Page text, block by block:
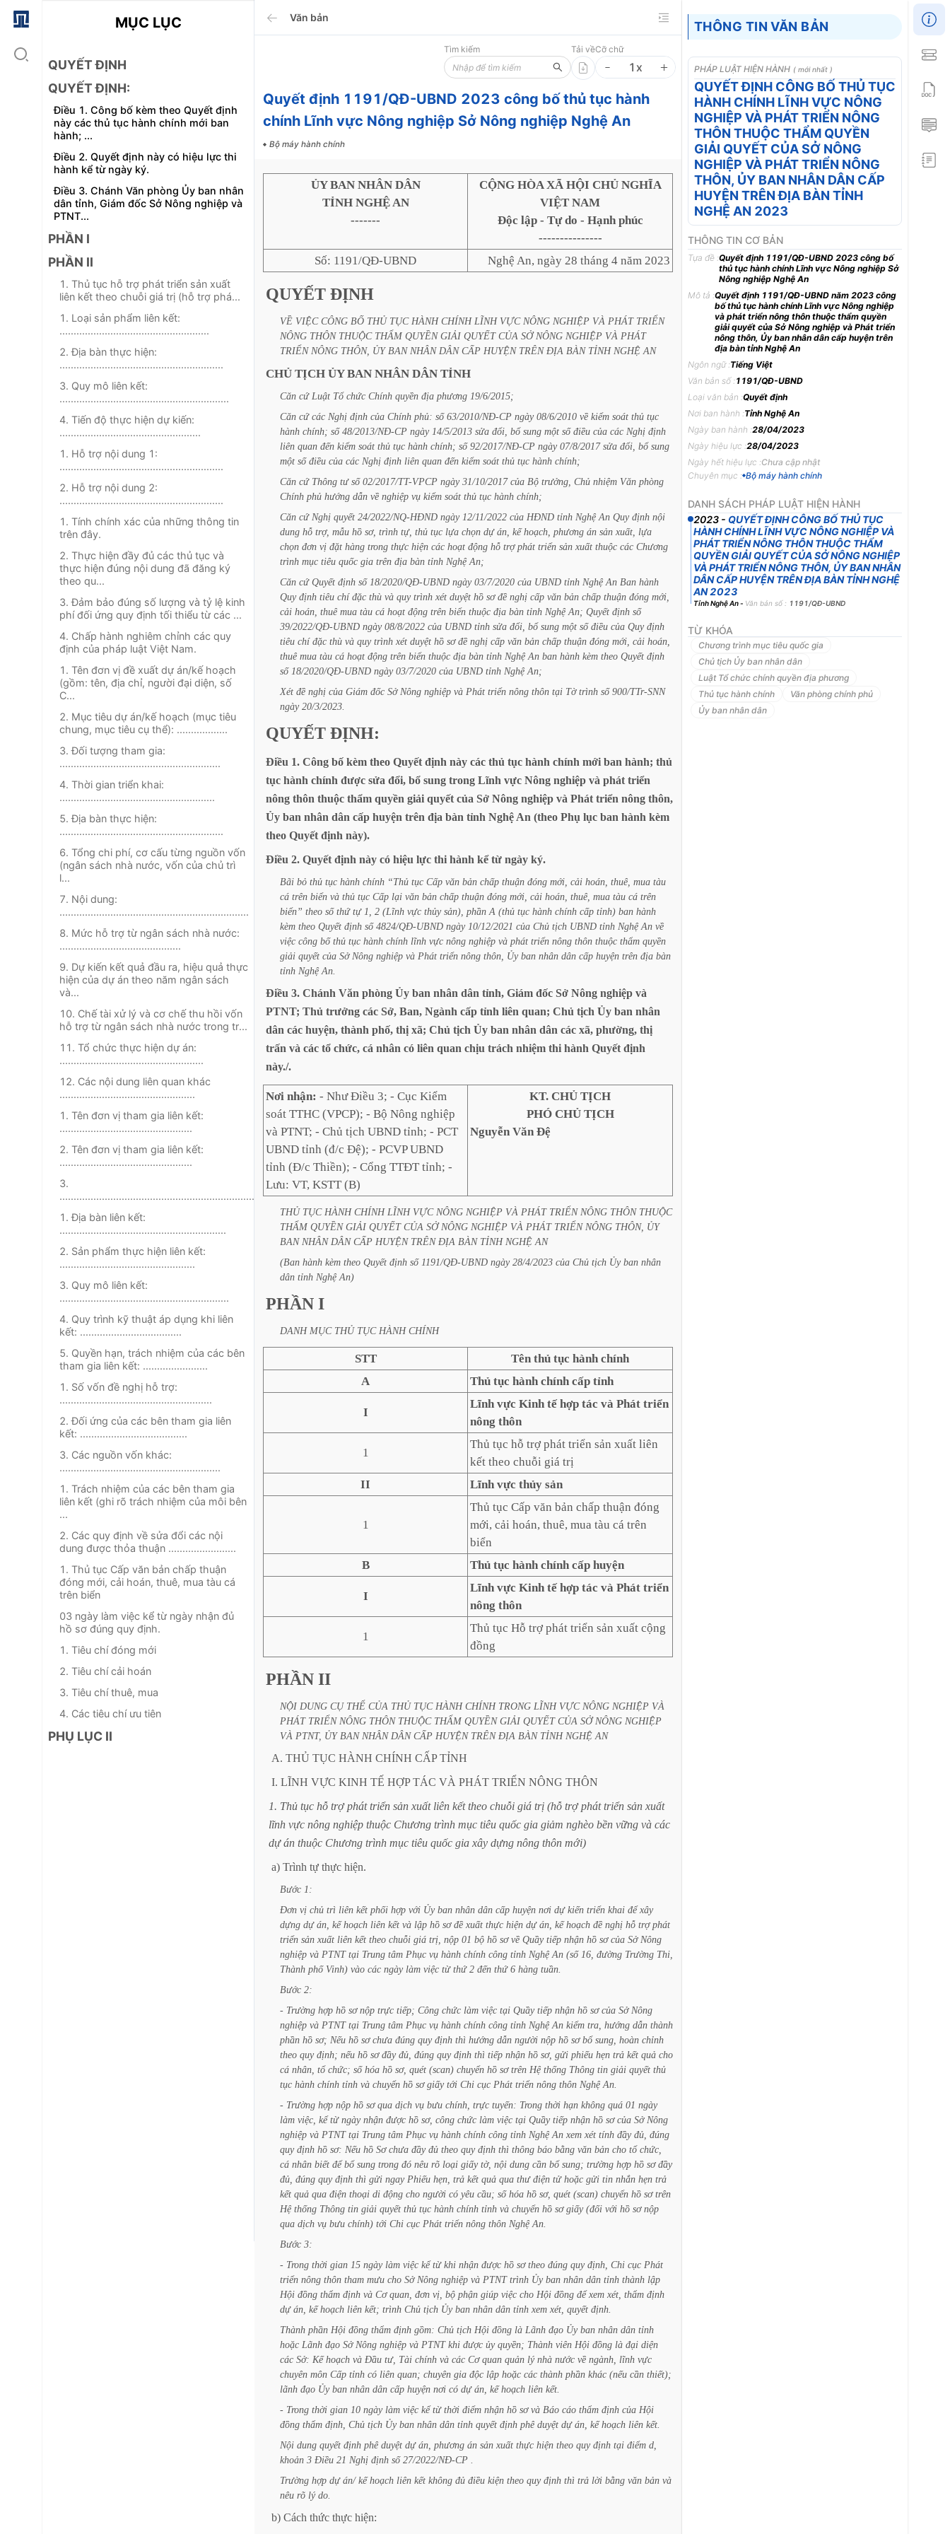
MỤC LỤC
QUYẾT ĐỊNH
QUYẾT ĐỊNH:
Điều 1. Công bố kèm theo Quyết định
này các thủ tục hành chính mới ban
hành; ...
Điều 2. Quyết định này có hiệu lực thi
hành kể từ ngày ký.
Điều 3. Chánh Văn phòng Ủy ban nhân
dân tỉnh, Giám đốc Sở Nông nghiệp và
PTNT...
PHẦN I
PHẦN II
1. Thủ tục hỗ trợ phát triển sản xuất
liên kết theo chuỗi giá trị (hỗ trợ phá...
1. Loại sản phẩm liên kết:
.....................................................
2. Địa bàn thực hiện:
..........................................................
3. Quy mô liên kết:
............................................................
4. Tiến độ thực hiện dự kiến:
..................................................
1. Hỗ trợ nội dung 1:
..........................................................
2. Hỗ trợ nội dung 2:
..........................................................
1. Tính chính xác của những thông tin
trên đây.
2. Thực hiện đầy đủ các thủ tục và
thực hiện đúng nội dung đã đăng ký
theo qu...
3. Đảm bảo đúng số lượng và tỷ lệ kinh
phí đối ứng quy định tối thiểu từ các ...
4. Chấp hành nghiêm chỉnh các quy
định của pháp luật Việt Nam.
1. Tên đơn vị đề xuất dự án/kế hoạch
(gồm: tên, địa chỉ, người đại diện, số
C...
2. Mục tiêu dự án/kế hoạch (mục tiêu
chung, mục tiêu cụ thể): ..................
3. Đối tượng tham gia:
.........................................................
4. Thời gian triển khai:
.......................................................
5. Địa bàn thực hiện:
..........................................................
6. Tổng chi phí, cơ cấu từng nguồn vốn
(ngân sách nhà nước, vốn của chủ trì
l...
7. Nội dung:
...................................................................
8. Mức hỗ trợ từ ngân sách nhà nước:
...........................................
9. Dự kiến kết quả đầu ra, hiệu quả thực
hiện của dự án theo năm ngân sách
và...
10. Chế tài xử lý và cơ chế thu hồi vốn
hỗ trợ từ ngân sách nhà nước trong tr...
11. Tổ chức thực hiện dự án:
...................................................
12. Các nội dung liên quan khác
................................................
1. Tên đơn vị tham gia liên kết:
...............................................
2. Tên đơn vị tham gia liên kết:
...............................................
3.
.............................................................................
1. Địa bàn liên kết:
...........................................................
2. Sản phẩm thực hiện liên kết:
................................................
3. Quy mô liên kết:
............................................................
4. Quy trình kỹ thuật áp dụng khi liên
kết: ....................................
5. Quyền hạn, trách nhiệm của các bên
tham gia liên kết: .......................
1. Số vốn đề nghị hỗ trợ:
......................................................
2. Đối ứng của các bên tham gia liên
kết: ......................................
3. Các nguồn vốn khác:
.........................................................
1. Trách nhiệm của các bên tham gia
liên kết (ghi rõ trách nhiệm của môi bên
...
2. Các quy định về sửa đổi các nội
dung được thỏa thuận ........................
1. Thủ tục Cấp văn bản chấp thuận
đóng mới, cải hoán, thuê, mua tàu cá
trên biển
03 ngày làm việc kể từ ngày nhận đủ
hồ sơ đúng quy định.
1. Tiêu chí đóng mới
2. Tiêu chí cải hoán
3. Tiêu chí thuê, mua
4. Các tiêu chí ưu tiên
PHỤ LỤC II
Văn bản
Tìm kiếm Tải vềCỡ chữ
1 x
Quyết định 1191/QĐ-UBND 2023 công bố thủ tục hành
chính Lĩnh vực Nông nghiệp Sở Nông nghiệp Nghệ An
Bộ máy hành chính
ỦY BAN NHÂN DÂN
TỈNH NGHỆ AN
-------
CỘNG HÒA XÃ HỘI CHỦ NGHĨA
VIỆT NAM
Độc lập - Tự do - Hạnh phúc
---------------
Số: 1191/QĐ-UBND
Nghệ An, ngày 28 tháng 4 năm 2023
QUYẾT ĐỊNH
VỀ VIỆC CÔNG BỐ THỦ TỤC HÀNH CHÍNH LĨNH VỰC NÔNG NGHIỆP VÀ PHÁT TRIỂN
NÔNG THÔN THUỘC THẨM QUYỀN GIẢI QUYẾT CỦA SỞ NÔNG NGHIỆP VÀ PHÁT
TRIỂN NÔNG THÔN, ỦY BAN NHÂN DÂN CẤP HUYỆN TRÊN ĐỊA BÀN TỈNH NGHỆ AN
CHỦ TỊCH ỦY BAN NHÂN DÂN TỈNH
Căn cứ Luật Tổ chức Chính quyền địa phương 19/6/2015;
Căn cứ các Nghị định của Chính phủ: số 63/2010/NĐ-CP ngày 08/6/2010 về kiểm soát thủ tục
hành chính; số 48/2013/NĐ-CP ngày 14/5/2013 sửa đổi, bổ sung một số điều của các Nghị định
liên quan đến kiểm soát thủ tục hành chính; số 92/2017/NĐ-CP ngày 07/8/2017 sửa đổi, bổ sung
một số điều của các Nghị định liên quan đến kiểm soát thủ tục hành chính;
Căn cứ Thông tư số 02/2017/TT-VPCP ngày 31/10/2017 của Bộ trưởng, Chủ nhiệm Văn phòng
Chính phủ hướng dẫn về nghiệp vụ kiểm soát thủ tục hành chính;
Căn cứ Nghị quyết 24/2022/NQ-HĐND ngày 12/11/2022 của HĐND tỉnh Nghệ An Quy định nội
dung hỗ trợ, mẫu hồ sơ, trình tự, thủ tục lựa chọn dự án, kế hoạch, phương án sản xuất, lựa
chọn đơn vị đặt hàng trong thực hiện các hoạt động hỗ trợ phát triển sản xuất thuộc các Chương
trình mục tiêu quốc gia trên địa bàn tỉnh Nghệ An;
Căn cứ Quyết định số 18/2020/QĐ-UBND ngày 03/7/2020 của UBND tỉnh Nghệ An Ban hành
Quy định tiêu chí đặc thù và quy trình xét duyệt hồ sơ đề nghị cấp văn bản chấp thuận đóng mới,
cải hoán, thuê mua tàu cá hoạt động trên biển thuộc địa bàn tỉnh Nghệ An; Quyết định số
39/2022/QĐ-UBND ngày 08/8/2022 của UBND tỉnh sửa đổi, bổ sung một số điều của Quy định
tiêu chí đặc thù và quy trình xét duyệt hồ sơ đề nghị cấp văn bản chấp thuận đóng mới, cải hoán,
thuê mua tàu cá hoạt động trên biển thuộc địa bàn tỉnh Nghệ An ban hành kèm theo Quyết định
số 18/2020/QĐ-UBND ngày 03/7/2020 của UBND tỉnh Nghệ An;
Xét đề nghị của Giám đốc Sở Nông nghiệp và Phát triển nông thôn tại Tờ trình số 900/TTr-SNN
ngày 20/3/2023.
QUYẾT ĐỊNH:
Điều 1. Công bố kèm theo Quyết định này các thủ tục hành chính mới ban hành; thủ
tục hành chính được sửa đổi, bổ sung trong Lĩnh vực Nông nghiệp và phát triển
nông thôn thuộc thẩm quyền giải quyết của Sở Nông nghiệp và Phát triển nông thôn,
Ủy ban nhân dân cấp huyện trên địa bàn tỉnh Nghệ An (theo Phụ lục ban hành kèm
theo Quyết định này).
Điều 2. Quyết định này có hiệu lực thi hành kể từ ngày ký.
Bãi bỏ thủ tục hành chính “Thủ tục Cấp văn bản chấp thuận đóng mới, cải hoán, thuê, mua tàu
cá trên biển và thủ tục Cấp lại văn bản chấp thuận đóng mới, cải hoán, thuê, mua tàu cá trên
biển” theo số thứ tự 1, 2 (Lĩnh vực thủy sản), phần A (thủ tục hành chính cấp tỉnh) ban hành
kèm theo Quyết định số 4824/QĐ-UBND ngày 10/12/2021 của Chủ tịch UBND tỉnh Nghệ An về
việc công bố thủ tục hành chính lĩnh vực nông nghiệp và phát triển nông thôn thuộc thẩm quyền
giải quyết của Sở Nông nghiệp và Phát triển nông thôn, Ủy ban nhân dân cấp huyện trên địa bàn
tỉnh Nghệ An.
Điều 3. Chánh Văn phòng Ủy ban nhân dân tỉnh, Giám đốc Sở Nông nghiệp và
PTNT; Thủ trưởng các Sở, Ban, Ngành cấp tỉnh liên quan; Chủ tịch Ủy ban nhân
dân các huyện, thành phố, thị xã; Chủ tịch Ủy ban nhân dân các xã, phường, thị
trấn và các tổ chức, cá nhân có liên quan chịu trách nhiệm thi hành Quyết định
này./.
Nơi nhận: - Như Điều 3; - Cục Kiểm
soát TTHC (VPCP); - Bộ Nông nghiệp
và PTNT; - Chủ tịch UBND tỉnh; - PCT
UBND tỉnh (đ/c Đệ); - PCVP UBND
tỉnh (Đ/c Thiền); - Cổng TTĐT tỉnh; -
Lưu: VT, KSTT (B)
KT. CHỦ TỊCH
PHÓ CHỦ TỊCH
Nguyễn Văn Đệ
THỦ TỤC HÀNH CHÍNH LĨNH VỰC NÔNG NGHIỆP VÀ PHÁT TRIỂN NÔNG THÔN THUỘC
THẨM QUYỀN GIẢI QUYẾT CỦA SỞ NÔNG NGHIỆP VÀ PHÁT TRIỂN NÔNG THÔN, ỦY
BAN NHÂN DÂN CẤP HUYỆN TRÊN ĐỊA BÀN TỈNH NGHỆ AN
(Ban hành kèm theo Quyết định số 1191/QĐ-UBND ngày 28/4/2023 của Chủ tịch Ủy ban nhân
dân tỉnh Nghệ An)
PHẦN I
DANH MỤC THỦ TỤC HÀNH CHÍNH
STT
Tên thủ tục hành chính
A
Thủ tục hành chính cấp tỉnh
I
Lĩnh vực Kinh tế hợp tác và Phát triển
nông thôn
1
Thủ tục hỗ trợ phát triển sản xuất liên
kết theo chuỗi giá trị
II
Lĩnh vực thủy sản
1
Thủ tục Cấp văn bản chấp thuận đóng
mới, cải hoán, thuê, mua tàu cá trên
biển
B
Thủ tục hành chính cấp huyện
I
Lĩnh vực Kinh tế hợp tác và Phát triển
nông thôn
1
Thủ tục Hỗ trợ phát triển sản xuất cộng
đồng
PHẦN II
NỘI DUNG CỤ THỂ CỦA THỦ TỤC HÀNH CHÍNH TRONG LĨNH VỰC NÔNG NGHIỆP VÀ
PHÁT TRIỂN NÔNG THÔN THUỘC THẨM QUYỀN GIẢI QUYẾT CỦA SỞ NÔNG NGHIỆP
VÀ PTNT, ỦY BAN NHÂN DÂN CẤP HUYỆN TRÊN ĐỊA BÀN TỈNH NGHỆ AN
A. THỦ TỤC HÀNH CHÍNH CẤP TỈNH
I. LĨNH VỰC KINH TẾ HỢP TÁC VÀ PHÁT TRIỂN NÔNG THÔN
1. Thủ tục hỗ trợ phát triển sản xuất liên kết theo chuỗi giá trị (hỗ trợ phát triển sản xuất
lĩnh vực nông nghiệp thuộc Chương trình mục tiêu quốc gia giảm nghèo bền vững và các
dự án thuộc Chương trình mục tiêu quốc gia xây dựng nông thôn mới)
a) Trình tự thực hiện.
Bước 1:
Đơn vị chủ trì liên kết phối hợp với Ủy ban nhân dân cấp huyện nơi dự kiến triển khai để xây
dựng dự án, kế hoạch liên kết và lập hồ sơ đề xuất thực hiện dự án, kế hoạch đề nghị hỗ trợ phát
triển sản xuất liên kết theo chuỗi giá trị, nộp 01 bộ hồ sơ về Quầy tiếp nhận hồ sơ của Sở Nông
nghiệp và PTNT tại Trung tâm Phục vụ hành chính công tỉnh Nghệ An (số 16, đường Trường Thi,
Thành phố Vinh) vào các ngày làm việc từ thứ 2 đến thứ 6 hàng tuần.
Bước 2:
- Trường hợp hồ sơ nộp trực tiếp; Công chức làm việc tại Quầy tiếp nhận hồ sơ của Sở Nông
nghiệp và PTNT tại Trung tâm Phục vụ hành chính công tỉnh Nghệ An kiểm tra, hướng dẫn thành
phần hồ sơ; Nếu hồ sơ chưa đúng quy định thì hướng dẫn người nộp hồ sơ bổ sung, hoàn chỉnh
theo quy định; nếu hồ sơ đầy đủ, đúng quy định thì tiếp nhận hồ sơ, gửi phiếu hẹn trả kết quả cho
cá nhân, tổ chức; số hóa hồ sơ, quét (scan) chuyển hồ sơ trên Hệ thống Thông tin giải quyết thủ
tục hành chính tỉnh và chuyển hồ sơ giấy tới Chi cục Phát triển nông thôn Nghệ An.
- Trường hợp nộp hồ sơ qua dịch vụ bưu chính, trực tuyến: Trong thời hạn không quá 01 ngày
làm việc, kể từ ngày nhận được hồ sơ, công chức làm việc tại Quầy tiếp nhận hồ sơ của Sở Nông
nghiệp và PTNT tại Trung tâm Phục vụ hành chính công tỉnh Nghệ An xem xét tính đầy đủ, đúng
quy định hồ sơ: Nếu hồ Sơ chưa đầy đủ theo quy định thì thông báo bằng văn bản cho tổ chức,
cá nhân biết để bổ sung trong đó nêu rõ loại giấy tờ, nội dung cần bổ sung; trường hợp hồ sơ đầy
đủ, đúng quy định thì gửi ngay Phiếu hẹn, trả kết quả qua thư điện tử hoặc gửi tin nhắn hẹn trả
kết quả qua điện thoại di động cho người có yêu cầu; số hóa hồ sơ, quét (scan) chuyển hồ sơ trên
Hệ thống Thông tin giải quyết thủ tục hành chính tỉnh và chuyển hồ sơ giấy (đối với hồ sơ nộp
qua dịch vụ bưu chính) tới Chi cục Phát triển nông thôn Nghệ An.
Bước 3:
- Trong thời gian 15 ngày làm việc kể từ khi nhận được hồ sơ theo đúng quy định, Chi cục Phát
triển nông thôn tham mưu cho Sở Nông nghiệp và PTNT trình Ủy ban nhân dân tỉnh thành lập
Hội đồng thẩm định và Cơ quan, đơn vị, bộ phận giúp việc cho Hội đồng để xem xét, thẩm định
dự án, kế hoạch liên kết; trình Chủ tịch Ủy ban nhân dân tỉnh xem xét, quyết định.
Thành phần Hội đồng thẩm định gồm: Chủ tịch Hội đồng là Lãnh đạo Ủy ban nhân dân tỉnh
hoặc Lãnh đạo Sở Nông nghiệp và PTNT khi được ủy quyền; Thành viên Hội đồng là đại diện
các Sở: Kế hoạch và Đầu tư, Tài chính và các Cơ quan quản lý nhà nước về ngành, lĩnh vực
chuyên môn Cấp tỉnh có liên quan; chuyên gia độc lập hoặc các thành phần khác (nếu cần thiết);
lãnh đạo Ủy ban nhân dân cấp huyện nơi có dự án, kế hoạch liên kết.
- Trong thời gian 10 ngày làm việc kể từ thời điểm nhận hồ sơ và Báo cáo thẩm định của Hội
đồng thẩm định, Chủ tịch Ủy ban nhân dân tỉnh quyết định phê duyệt dự án, kế hoạch liên kết.
Nội dung quyết định phê duyệt dự án, phương án sản xuất thực hiện theo quy định tại điểm d,
khoản 3 Điều 21 Nghị định số 27/2022/NĐ-CP
Trường hợp dự án/ kế hoạch liên kết không đủ điều kiện theo quy định thì trả lời bằng văn bản và
nêu rõ lý do.
b) Cách thức thực hiện:
THÔNG TIN VĂN BẢN
PHÁP LUẬT HIỆN HÀNH ( mới nhất )
QUYẾT ĐỊNH CÔNG BỐ THỦ TỤC
HÀNH CHÍNH LĨNH VỰC NÔNG
NGHIỆP VÀ PHÁT TRIỂN NÔNG
THÔN THUỘC THẨM QUYỀN
GIẢI QUYẾT CỦA SỞ NÔNG
NGHIỆP VÀ PHÁT TRIỂN NÔNG
THÔN, ỦY BAN NHÂN DÂN CẤP
HUYỆN TRÊN ĐỊA BÀN TỈNH
NGHỆ AN 2023
THÔNG TIN CƠ BẢN
Tựa đề :Quyết định 1191/QĐ-UBND 2023 công bố
thủ tục hành chính Lĩnh vực Nông nghiệp Sở
Nông nghiệp Nghệ An
Mô tả :Quyết định 1191/QĐ-UBND năm 2023 công
bố thủ tục hành chính Lĩnh vực Nông nghiệp
và phát triển nông thôn thuộc thẩm quyền
giải quyết của Sở Nông nghiệp và Phát triển
nông thôn, Ủy ban nhân dân cấp huyện trên
địa bàn tỉnh Nghệ An
Ngôn ngữ :Tiếng Việt
Văn bản số :1191/QĐ-UBND
Loại văn bản :Quyết định
Nơi ban hành :Tỉnh Nghệ An
Ngày ban hành :28/04/2023
Ngày hiệu lực :28/04/2023
Ngày hết hiệu lực :Chưa cập nhật
Chuyên mục : Bộ máy hành chính
DANH SÁCH PHÁP LUẬT HIỆN HÀNH
2023 - QUYẾT ĐỊNH CÔNG BỐ THỦ TỤC
HÀNH CHÍNH LĨNH VỰC NÔNG NGHIỆP VÀ
PHÁT TRIỂN NÔNG THÔN THUỘC THẨM
QUYỀN GIẢI QUYẾT CỦA SỞ NÔNG NGHIỆP
VÀ PHÁT TRIỂN NÔNG THÔN, ỦY BAN NHÂN
DÂN CẤP HUYỆN TRÊN ĐỊA BÀN TỈNH NGHỆ
AN 2023
Tỉnh Nghệ An- Văn bản số : 1191/QĐ-UBND
TỪ KHÓA
Chương trình mục tiêu quốc gia
Chủ tịch Ủy ban nhân dân
Luật Tổ chức chính quyền địa phương
Thủ tục hành chính
Văn phòng chính phủ
Ủy ban nhân dân